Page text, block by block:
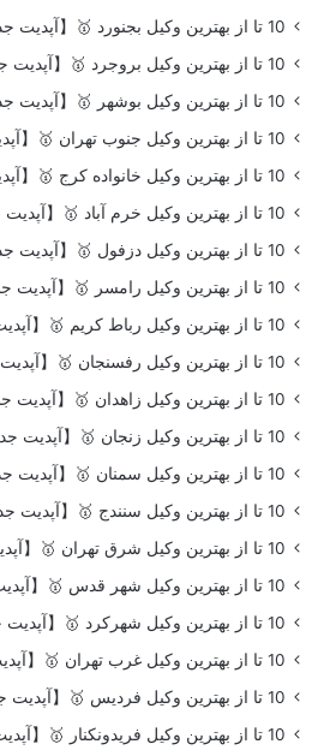
10 تا از بهترین وکیل بجنورد 🥇【آپدیت جدید】
10 تا از بهترین وکیل بروجرد 🥇【آپدیت جدید】
10 تا از بهترین وکیل بوشهر 🥇【آپدیت جدید】
10 تا از بهترین وکیل جنوب تهران 🥇【آپدیت جدید】
10 تا از بهترین وکیل خانواده کرج 🥇【آپدیت جدید】⚖️
10 تا از بهترین وکیل خرم آباد 🥇【آپدیت جدید】
10 تا از بهترین وکیل دزفول 🥇【آپدیت جدید】
10 تا از بهترین وکیل رامسر 🥇【آپدیت جدید】
10 تا از بهترین وکیل رباط کریم 🥇【آپدیت جدید】
10 تا از بهترین وکیل رفسنجان 🥇【آپدیت جدید】
10 تا از بهترین وکیل زاهدان 🥇【آپدیت جدید】
10 تا از بهترین وکیل زنجان 🥇【آپدیت جدید】
10 تا از بهترین وکیل سمنان 🥇【آپدیت جدید】
10 تا از بهترین وکیل سنندج 🥇【آپدیت جدید】
10 تا از بهترین وکیل شرق تهران 🥇【آپدیت جدید】
10 تا از بهترین وکیل شهر قدس 🥇【آپدیت جدید】
10 تا از بهترین وکیل شهرکرد 🥇【آپدیت جدید】
10 تا از بهترین وکیل غرب تهران 🥇【آپدیت جدید】
10 تا از بهترین وکیل فردیس 🥇【آپدیت جدید】
10 تا از بهترین وکیل فریدونکنار 🥇【آپدیت جدید】